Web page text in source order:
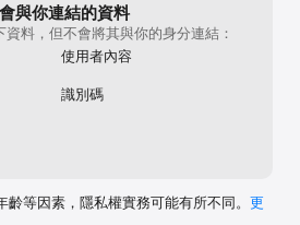
付費僅是為了提升效率與曝光度。
機，而是實際找人走出去。
，都有機會遇見新的故事。
與你連結的資料
料，但不會將其與你的身分連結：
使用者內容
識別碼
等因素，隱私權實務可能有所不同。 更